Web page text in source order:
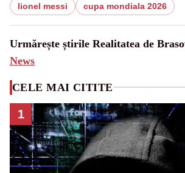
lionel messi cupa mondiala 2026
Urmărește știrile Realitatea de
News
CELE MAI CITITE
1